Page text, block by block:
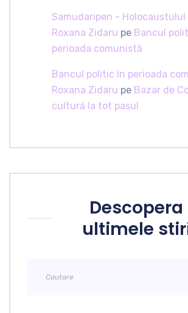
Samudaripen - Holocaustulul
Roxana Zidaru pe Bancul
perioada comunistă
Bancul politic în perioada
Roxana Zidaru pe Bazar de
cultură la tot pasul
Descopera
ultimele